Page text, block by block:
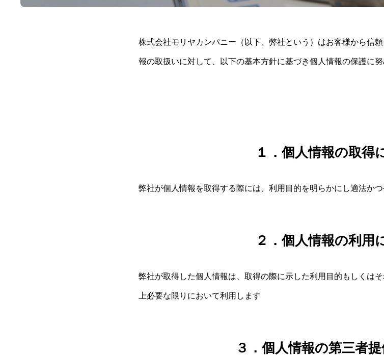
株式会社モリヤカンパニー（以下、弊社という）はお客様から信
報の取扱いに対して、以下の基本方針に基づき個人情報の保護に努
１．個人情報の取得
弊社が個人情報を取得する際には、利用目的を明らかにし適法か
２．個人情報の利用
弊社が取得した個人情報は、取得の際に示した利用目的もしくは
上必要な限りにおいて利用します
３．個人情報の第三者